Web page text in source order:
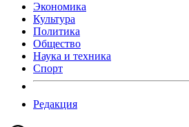
Экономика
Культура
Политика
Общество
Наука и техника
Спорт
Редакция